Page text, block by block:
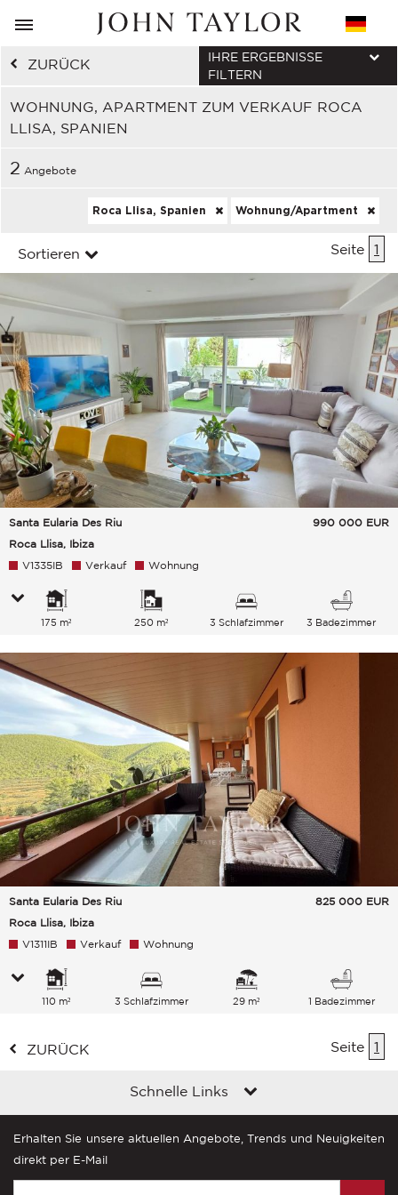
ZURÜCK
WOHNUNG, APARTMENT ZUM VERKAUF ROCA
LLISA, SPANIEN
IHRE ERGEBNISSE
FILTERN
2 Angebote
Roca Llisa, Spanien Wohnung/Apartment
Sortieren Seite 1
Santa Eularia Des Riu
Roca Llisa, Ibiza
990 000 EUR
V1335IB Verkauf Wohnung
175 m² 250 m² 3 Schlafzimmer 3 Badezimmer
Santa Eularia Des Riu
Roca Llisa, Ibiza
825 000 EUR
V1311IB Verkauf Wohnung
110 m² 3 Schlafzimmer 29 m² 1 Badezimmer
ZURÜCK Seite 1
Schnelle Links
Erhalten Sie unsere aktuellen Angebote, Trends und Neuigkeiten
direkt per E-Mail